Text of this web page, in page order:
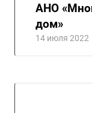
АНО
дом»
14 июля 2022